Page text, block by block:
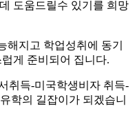
도움드릴수 있기를 희망
해지고 학업성취에 동기
게 준비되어 집니다.
취득-미국학생비자 취득-
학의 길잡이가 되겠습니